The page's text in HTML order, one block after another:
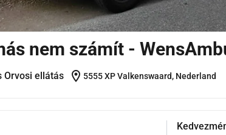
nem számít -
Orvosi ellátás location_on 5555 XP Valkenswaard, Nederland